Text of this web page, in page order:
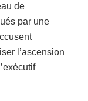
de
par une
l’ascension